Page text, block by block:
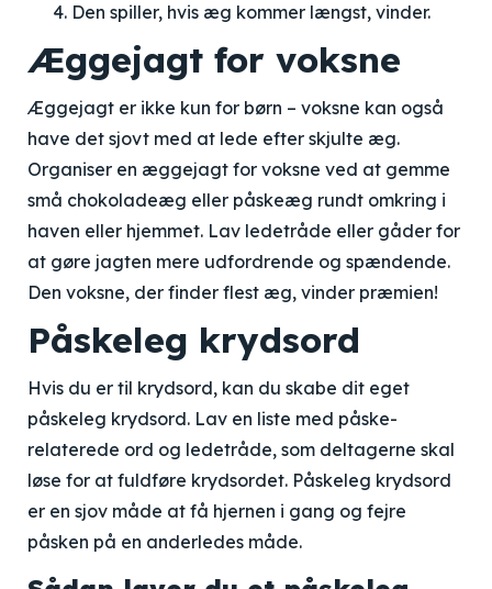
Den spiller, hvis æg kommer længst, vinder.
Æggejagt for voksne
Æggejagt er ikke kun for børn – voksne kan også
have det sjovt med at lede efter skjulte æg.
Organiser en æggejagt for voksne ved at gemme
små chokoladeæg eller påskeæg rundt omkring i
haven eller hjemmet. Lav ledetråde eller gåder for
at gøre jagten mere udfordrende og spændende.
Den voksne, der finder flest æg, vinder præmien!
Påskeleg krydsord
Hvis du er til krydsord, kan du skabe dit eget
påskeleg krydsord. Lav en liste med påske-
relaterede ord og ledetråde, som deltagerne skal
løse for at fuldføre krydsordet. Påskeleg krydsord
er en sjov måde at få hjernen i gang og fejre
påsken på en anderledes måde.